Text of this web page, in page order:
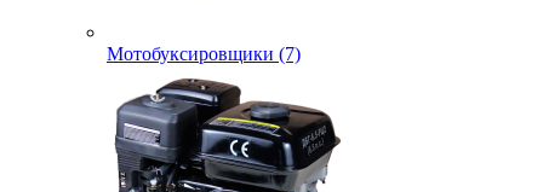
Мотобуксировщики (7)